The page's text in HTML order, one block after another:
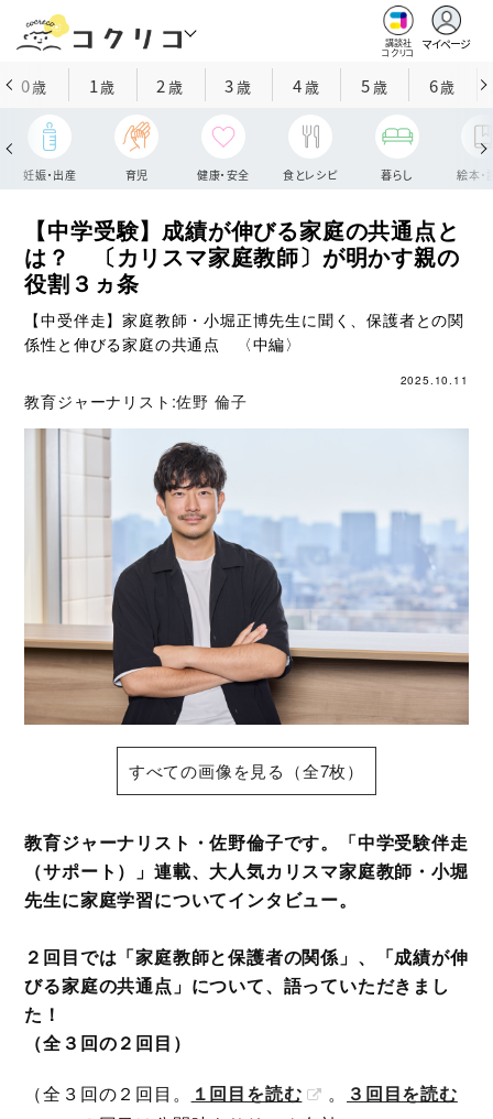
講談社
コクリコ
マイページ
0歳 1歳 2 歳 3歳 4歳 5歳 6歳
妊娠・出産 育児 健康・安全 食とレシピ 暮らし 絵本・
【中学受験】成績が伸びる家庭の共通点と
は？ 〔カリスマ家庭教師〕が明かす親の
役割３ヵ条
【中受伴走】家庭教師・小堀正博先生に聞く、保護者との関
係性と伸びる家庭の共通点 〈中編〉
2025.10.11
教育ジャーナリスト:佐野 倫子
すべての画像を見る（全7枚）
教育ジャーナリスト・佐野倫子です。「中学受験伴走
（サポート）」連載、大人気カリスマ家庭教師・小堀
先生に家庭学習についてインタビュー。
２回目では「家庭教師と保護者の関係」、「成績が伸
びる家庭の共通点」について、語っていただきまし
た！
（全３回の２回目）
（全３回の２回目。
１回目を読む 。
３回目を読む